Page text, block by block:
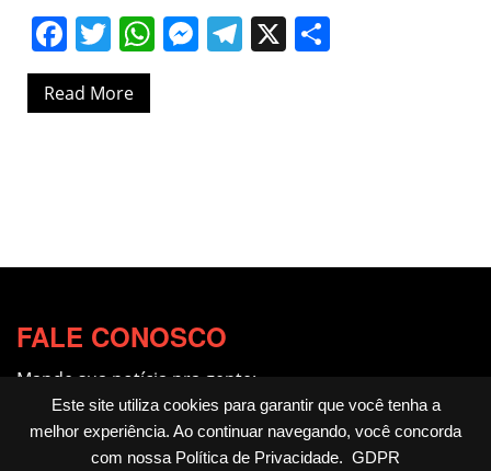
Este site utiliza cookies para garantir que você tenha a
melhor experiência. Ao continuar navegando, você concorda
com nossa Política de Privacidade. GDPR
Facebook
Twitter
WhatsApp
Messenger
Telegram
X
Read More
FALE CONOSCO
Mande sua notícia pra gente:
redacao@fotocitando.com.br
Políticas de Privacidade